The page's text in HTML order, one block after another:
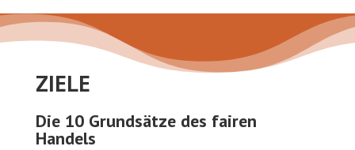
ZIELE
Die 10 Grundsätze des fairen
Handels